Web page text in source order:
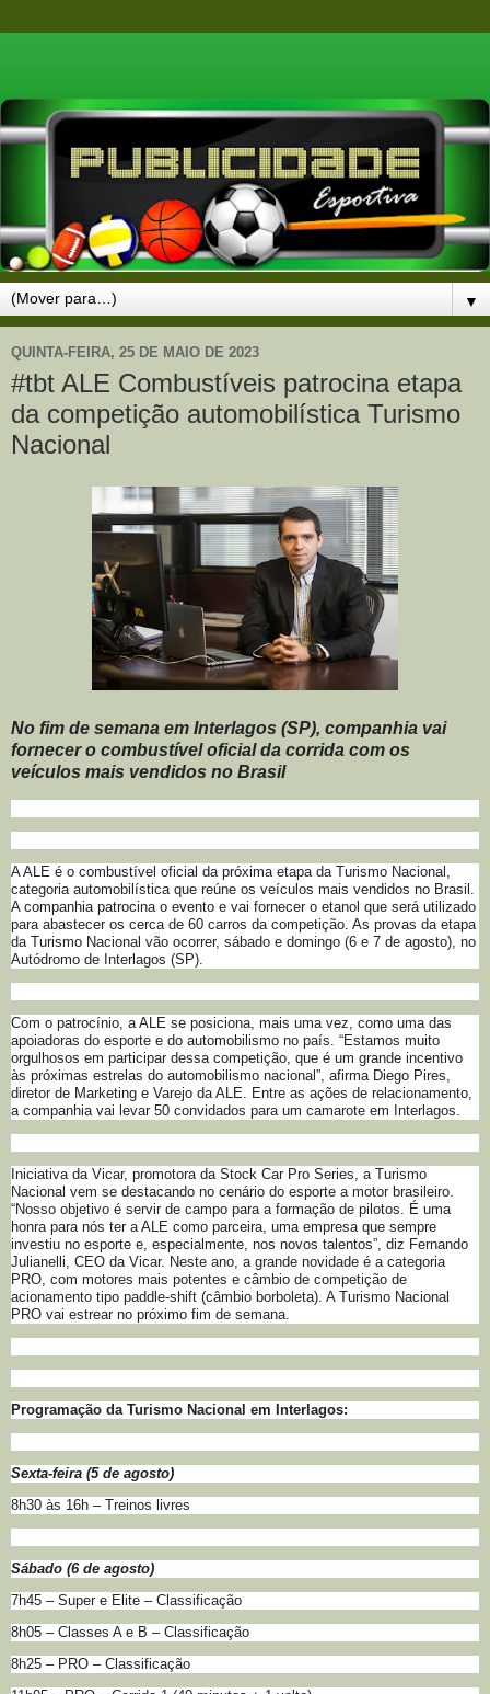
▼
QUINTA-FEIRA, 25 DE MAIO DE 2023
#tbt ALE Combustíveis patrocina etapa
da competição automobilística Turismo
Nacional
No fim de semana em Interlagos (SP), companhia vai
fornecer o combustível oficial da corrida com os
veículos mais vendidos no Brasil
A ALE é o combustível oficial da próxima etapa da Turismo Nacional,
categoria automobilística que reúne os veículos mais vendidos no Brasil.
A companhia patrocina o evento e vai fornecer o etanol que será utilizado
para abastecer os cerca de 60 carros da competição. As provas da etapa
da Turismo Nacional vão ocorrer, sábado e domingo (6 e 7 de agosto), no
Autódromo de Interlagos (SP).
Com o patrocínio, a ALE se posiciona, mais uma vez, como uma das
apoiadoras do esporte e do automobilismo no país. “Estamos muito
orgulhosos em participar dessa competição, que é um grande incentivo
às próximas estrelas do automobilismo nacional”, afirma Diego Pires,
diretor de Marketing e Varejo da ALE. Entre as ações de relacionamento,
a companhia vai levar 50 convidados para um camarote em Interlagos.
Iniciativa da Vicar, promotora da Stock Car Pro Series, a Turismo
Nacional vem se destacando no cenário do esporte a motor brasileiro.
“Nosso objetivo é servir de campo para a formação de pilotos. É uma
honra para nós ter a ALE como parceira, uma empresa que sempre
investiu no esporte e, especialmente, nos novos talentos”, diz Fernando
Julianelli, CEO da Vicar. Neste ano, a grande novidade é a categoria
PRO, com motores mais potentes e câmbio de competição de
acionamento tipo paddle-shift (câmbio borboleta). A Turismo Nacional
PRO vai estrear no próximo fim de semana.
Programação da Turismo Nacional em Interlagos:
Sexta-feira (5 de agosto)
8h30 às 16h – Treinos livres
Sábado (6 de agosto)
7h45 – Super e Elite – Classificação
8h05 – Classes A e B – Classificação
8h25 – PRO – Classificação